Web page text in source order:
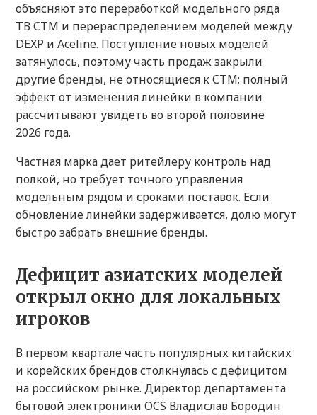
объясняют это переработкой модельного ряда
ТВ СТМ и перераспределением моделей между
DEXP и Aceline. Поступление новых моделей
затянулось, поэтому часть продаж закрыли
другие бренды, не относящиеся к СТМ; полный
эффект от изменения линейки в компании
рассчитывают увидеть во второй половине
2026 года.
Частная марка дает ритейлеру контроль над
полкой, но требует точного управления
модельным рядом и сроками поставок. Если
обновление линейки задерживается, долю могут
быстро забрать внешние бренды.
Дефицит азиатских моделей
открыл окно для локальных
игроков
В первом квартале часть популярных китайских
и корейских брендов столкнулась с дефицитом
на российском рынке. Директор департамента
бытовой электроники OCS Владислав Бородин